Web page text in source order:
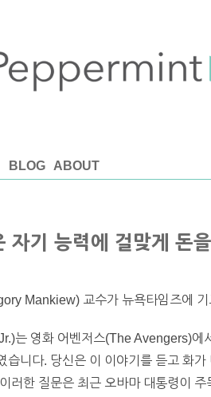
BLOG ABOUT
기 능력에 걸맞게 돈
Mankiew) 교수가 뉴욕타임즈에 기
는 영화 어벤저스(The Avengers)에
니다. 당신은 이 이야기를 듣고 화
한 질문은 최근 오바마 대통령이